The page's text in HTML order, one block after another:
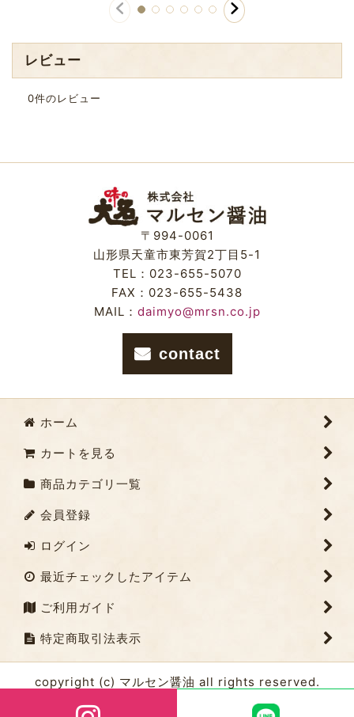
レビュー
0件のレビュー
〒994-0061
山形県天童市東芳賀2丁目5-1
TEL：023-655-5070
FAX：023-655-5438
MAIL： daimyo@mrsn.co.jp
contact
ホーム
カートを見る
商品カテゴリ一覧
会員登録
ログイン
最近チェックしたアイテム
ご利用ガイド
特定商取引法表示
copyright (c) マルセン醤油 all rights reserved.